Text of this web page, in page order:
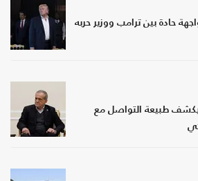
حادة بين ترامب ووزير حربه
يكشف طبيعة التواصل مع